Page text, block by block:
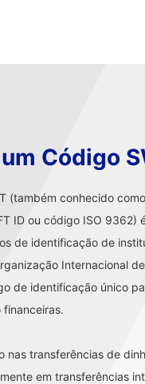
Código
(também conhecido
ID ou código ISO 9362)
de identificação de
Internacional
de identificação único
financeiras.
nas transferências de
em transferências